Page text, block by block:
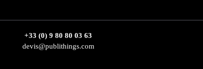
+33 (0) 9 80 80 03 63
devis@publithings.com